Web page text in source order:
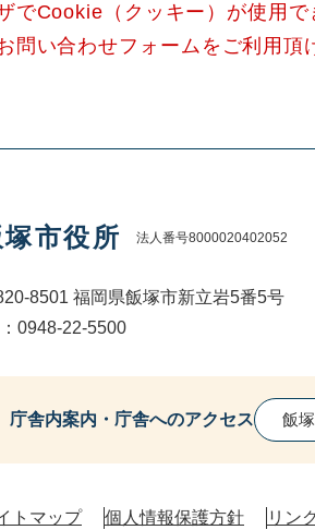
でCookie（クッキー）が使用
問い合わせフォームをご利用頂
市役所 法人番号8000020402052
8501 福岡県飯塚市新立岩5番5号
0948-22-5500
庁舎内案内・庁舎へのアクセス 飯
トマップ 個人情報保護方針 リン